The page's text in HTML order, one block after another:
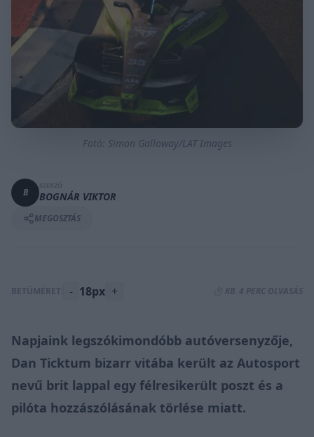
Fotó: Simon Galloway/LAT Images
B BOGNÁR VIKTOR
MEGOSZTÁS
BETŰMÉRET: - 18px + ⏱️ KB. 4 PERC OLVASÁS
Napjaink legszókimondóbb autóversenyzője,
Dan Ticktum bizarr vitába került az Autosport
nevű brit lappal egy félresikerült poszt és a
pilóta hozzászólásának törlése miatt.